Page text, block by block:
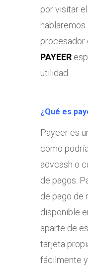
por visitar el
procesador
PAYEER
utilidad.
¿Qué es
Payeer es
como
advcash o
de pagos.
de pago de
disponible
aparte de
tarjeta
fácilmente